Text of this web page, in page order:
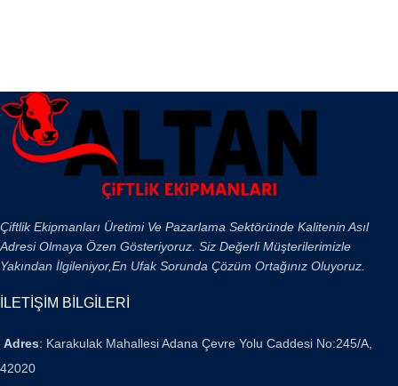
Çiftlik Ekipmanları Üretimi Ve Pazarlama Sektöründe Kalitenin Asıl
Adresi Olmaya Özen Gösteriyoruz. Siz Değerli Müşterilerimizle
Yakından İlgileniyor,En Ufak Sorunda Çözüm Ortağınız Oluyoruz.
İLETİŞİM BİLGİLERİ
Adres: Karakulak Mahallesi Adana Çevre Yolu Caddesi No:245/A,
42020